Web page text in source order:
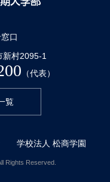
口
村2095-1
（代表）
覧
学校法人 松商学園
Rights Reserved.